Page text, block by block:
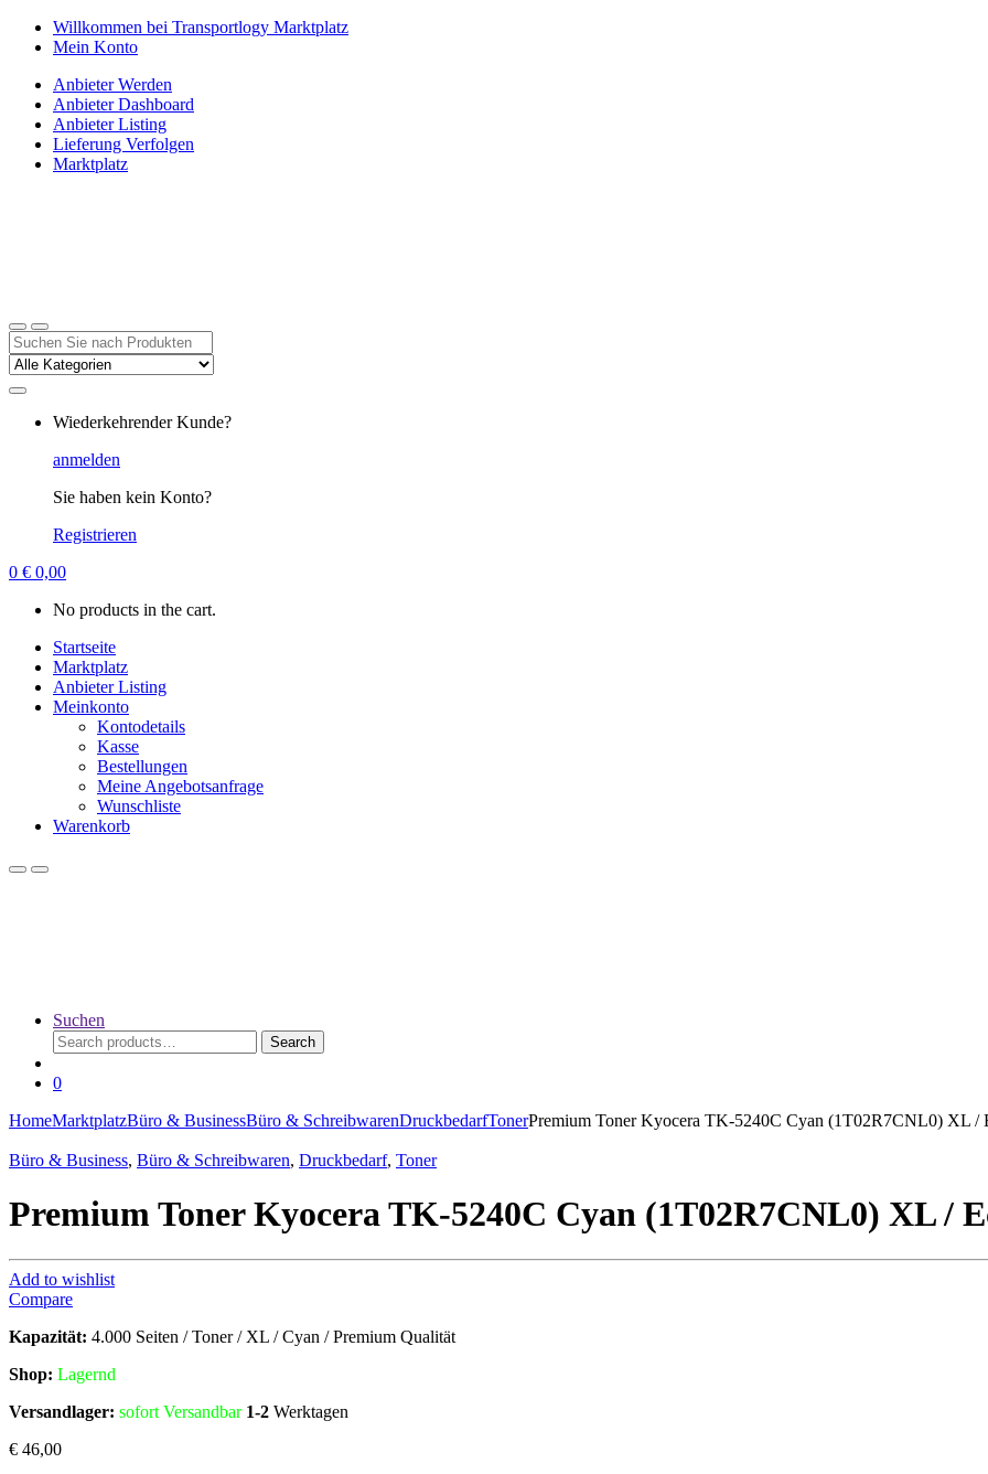
Navigation
Zum
Inhalt
Willkommen bei Transportlogy Marktplatz
Mein Konto
Anbieter Werden
Anbieter Dashboard
Anbieter Listing
Lieferung Verfolgen
Marktplatz
Suchen
nach:
Wiederkehrender Kunde?
anmelden
Sie haben kein Konto?
Registrieren
0 € 0,00
No products in the cart.
Startseite
Marktplatz
Anbieter Listing
Meinkonto
Kontodetails
Kasse
Bestellungen
Meine Angebotsanfrage
Wunschliste
Warenkorb
Suchen
Search
for:
Search
0
HomeMarktplatzBüro & BusinessBüro & SchreibwarenDruckbedarfTonerPremium Toner Kyocera TK-5240C Cyan (1T02R7CNL0) XL /
Büro & Business, Büro & Schreibwaren, Druckbedarf, Toner
Premium Toner Kyocera TK-5240C Cyan (1T02R7CNL0) XL /
Add to wishlist
Compare
Kapazität: 4.000 Seiten / Toner / XL / Cyan / Premium Qualität
Shop: Lagernd
Versandlager: sofort Versandbar 1-2 Werktagen
€ 46,00